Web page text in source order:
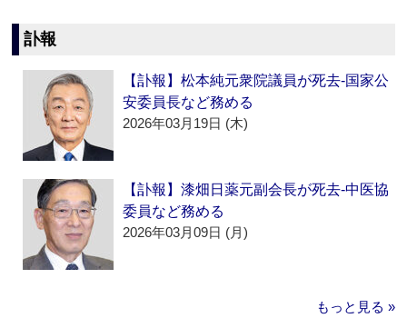
訃報
【訃報】松本純元衆院議員が死去‐国家公
安委員長など務める
2026年03月19日 (木)
【訃報】漆畑日薬元副会長が死去‐中医協
委員など務める
2026年03月09日 (月)
もっと見る »